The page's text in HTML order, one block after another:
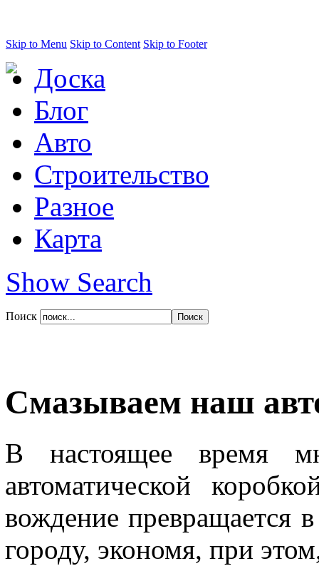
Skip to Menu Skip to Content Skip to Footer
Доска
Блог
Авто
Строительство
Разное
Карта
Show Search
Поиск
Смазываем наш
В настоящее время
автоматической
вождение превращается
городу, экономя, при